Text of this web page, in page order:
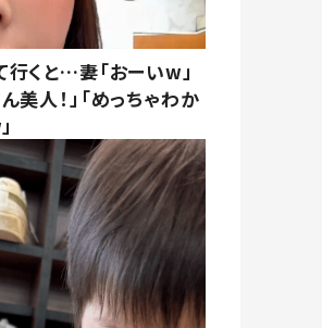
くと…妻「おーいw」
美人！」「めっちゃわか